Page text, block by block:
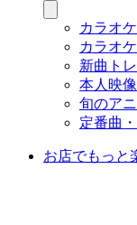
カラオ
カラオ
新曲ト
本人映
旬のア
定番曲
お店でもっと